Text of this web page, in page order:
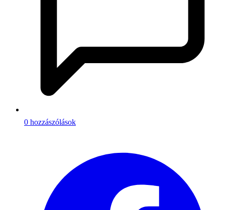
0 hozzászólások